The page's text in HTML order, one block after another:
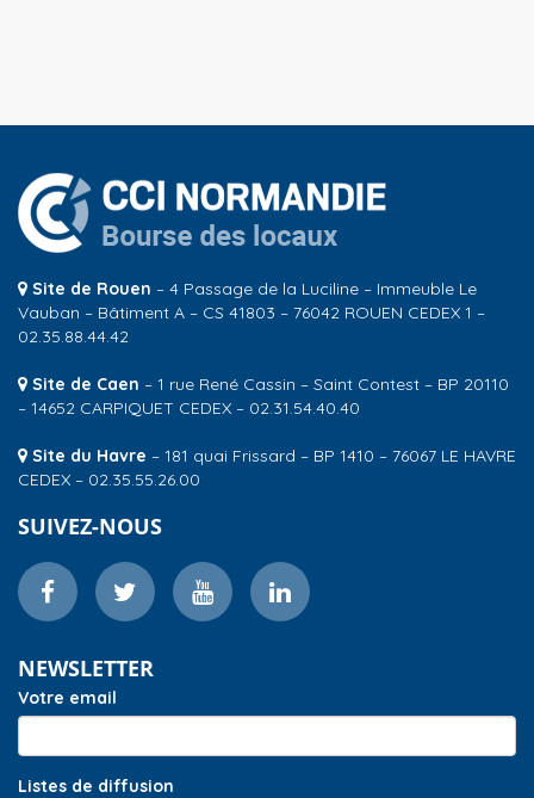
Site de Rouen – 4 Passage de la Luciline – Immeuble Le
Vauban – Bâtiment A – CS 41803 – 76042 ROUEN CEDEX 1 –
02.35.88.44.42
Site de Caen – 1 rue René Cassin – Saint Contest – BP 20110
– 14652 CARPIQUET CEDEX – 02.31.54.40.40
Site du Havre – 181 quai Frissard – BP 1410 – 76067 LE HAVRE
CEDEX – 02.35.55.26.00
SUIVEZ-NOUS
NEWSLETTER
Votre email
Listes de diffusion